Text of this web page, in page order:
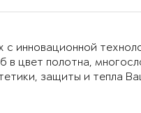
с инновационной
цвет полотна,
защиты и тепла